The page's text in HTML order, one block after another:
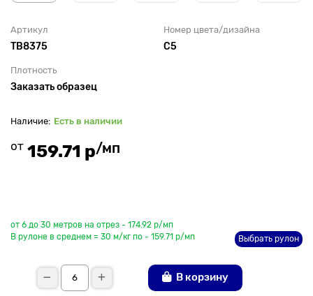
Артикул
TB8375
Номер цвета/дизайна
С5
Плотность
Заказать образец
Есть в наличии
от 159.71 р/мп
от 6 до 30 метров на отрез - 174.92 р/мп
В рулоне в среднем = 30 м/кг по - 159.71 р/мп
Выбрать рулон
В корзину